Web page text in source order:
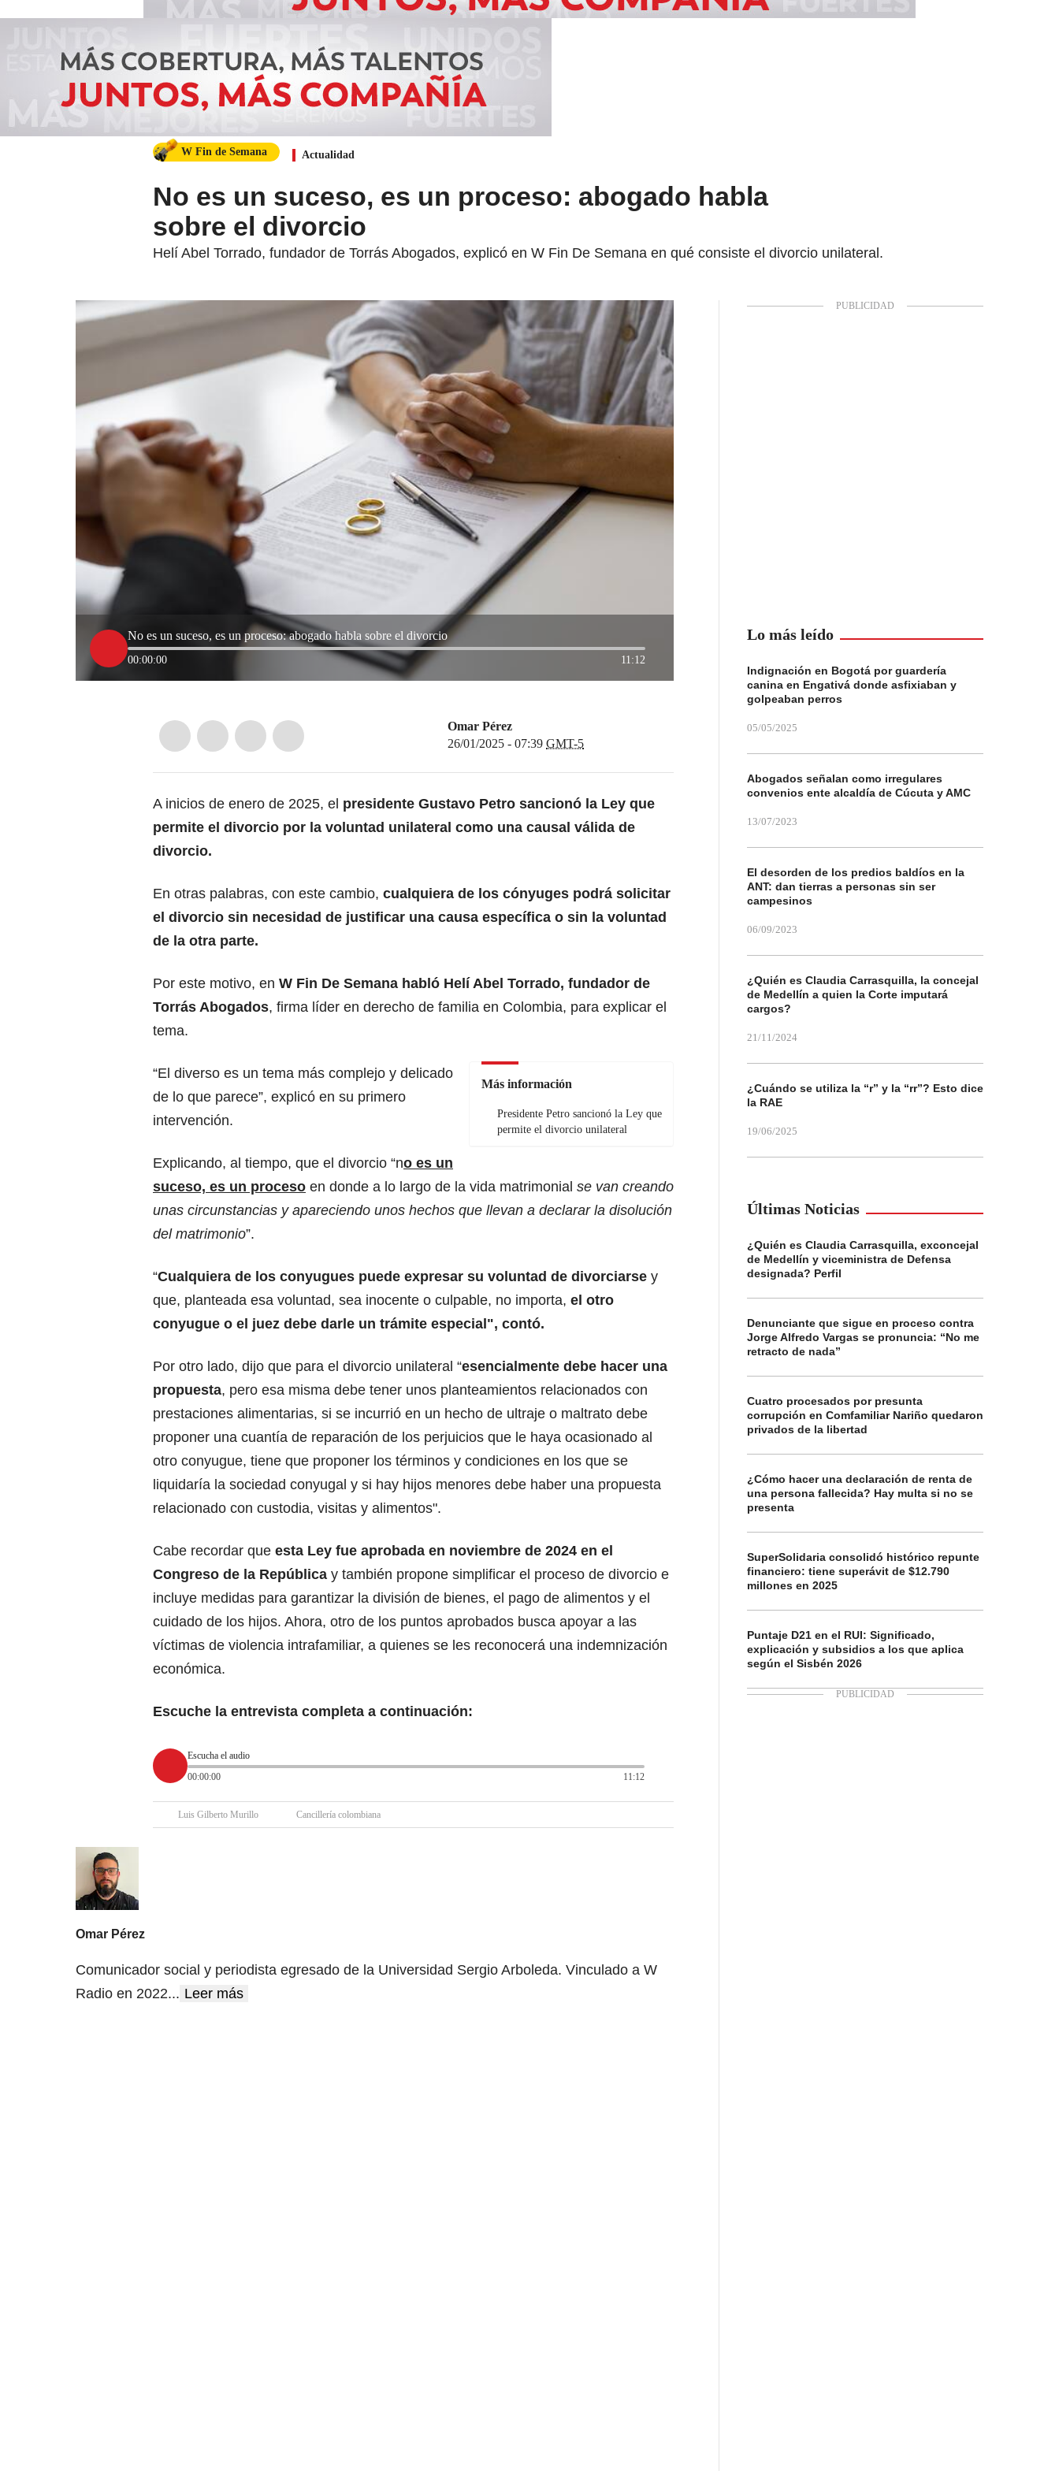
W Fin de Semana Actualidad
No es un suceso, es un proceso: abogado habla
sobre el divorcio
Helí Abel Torrado, fundador de Torrás Abogados, explicó en W Fin De Semana en qué consiste el divorcio unilateral.
No es un suceso, es un proceso: abogado habla sobre el divorcio
00:00:00 11:12
Omar Pérez
26/01/2025 - 07:39 GMT-5
A inicios de enero de 2025, el presidente Gustavo Petro sancionó la Ley que
permite el divorcio por la voluntad unilateral como una causal válida de
divorcio.
En otras palabras, con este cambio, cualquiera de los cónyuges podrá solicitar
el divorcio sin necesidad de justificar una causa específica o sin la voluntad
de la otra parte.
Por este motivo, en W Fin De Semana habló Helí Abel Torrado, fundador de
Torrás Abogados, firma líder en derecho de familia en Colombia, para explicar el
tema.
Más información
Presidente Petro sancionó la Ley que
permite el divorcio unilateral
“El diverso es un tema más complejo y delicado
de lo que parece”, explicó en su primero
intervención.
Explicando, al tiempo, que el divorcio “no es un
suceso, es un proceso en donde a lo largo de la vida matrimonial se van creando
unas circunstancias y apareciendo unos hechos que llevan a declarar la disolución
del matrimonio”.
“Cualquiera de los conyugues puede expresar su voluntad de divorciarse y
que, planteada esa voluntad, sea inocente o culpable, no importa, el otro
conyugue o el juez debe darle un trámite especial", contó.
Por otro lado, dijo que para el divorcio unilateral “esencialmente debe hacer una
propuesta, pero esa misma debe tener unos planteamientos relacionados con
prestaciones alimentarias, si se incurrió en un hecho de ultraje o maltrato debe
proponer una cuantía de reparación de los perjuicios que le haya ocasionado al
otro conyugue, tiene que proponer los términos y condiciones en los que se
liquidaría la sociedad conyugal y si hay hijos menores debe haber una propuesta
relacionado con custodia, visitas y alimentos".
Cabe recordar que esta Ley fue aprobada en noviembre de 2024 en el
Congreso de la República y también propone simplificar el proceso de divorcio e
incluye medidas para garantizar la división de bienes, el pago de alimentos y el
cuidado de los hijos. Ahora, otro de los puntos aprobados busca apoyar a las
víctimas de violencia intrafamiliar, a quienes se les reconocerá una indemnización
económica.
Escuche la entrevista completa a continuación:
Escucha el audio
00:00:00
11:12
Luis Gilberto Murillo Cancillería colombiana
Omar Pérez
Comunicador social y periodista egresado de la Universidad Sergio Arboleda. Vinculado a W
Radio en 2022... Leer más
Lo más leído
Indignación en Bogotá por guardería
canina en Engativá donde asfixiaban y
golpeaban perros
05/05/2025
Abogados señalan como irregulares
convenios ente alcaldía de Cúcuta y AMC
13/07/2023
El desorden de los predios baldíos en la
ANT: dan tierras a personas sin ser
campesinos
06/09/2023
¿Quién es Claudia Carrasquilla, la concejal
de Medellín a quien la Corte imputará
cargos?
21/11/2024
¿Cuándo se utiliza la “r” y la “rr”? Esto dice
la RAE
19/06/2025
Últimas Noticias
¿Quién es Claudia Carrasquilla, exconcejal
de Medellín y viceministra de Defensa
designada? Perfil
Denunciante que sigue en proceso contra
Jorge Alfredo Vargas se pronuncia: “No me
retracto de nada”
Cuatro procesados por presunta
corrupción en Comfamiliar Nariño quedaron
privados de la libertad
¿Cómo hacer una declaración de renta de
una persona fallecida? Hay multa si no se
presenta
SuperSolidaria consolidó histórico repunte
financiero: tiene superávit de $12.790
millones en 2025
Puntaje D21 en el RUI: Significado,
explicación y subsidios a los que aplica
según el Sisbén 2026